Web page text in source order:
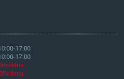
17:00
17:00